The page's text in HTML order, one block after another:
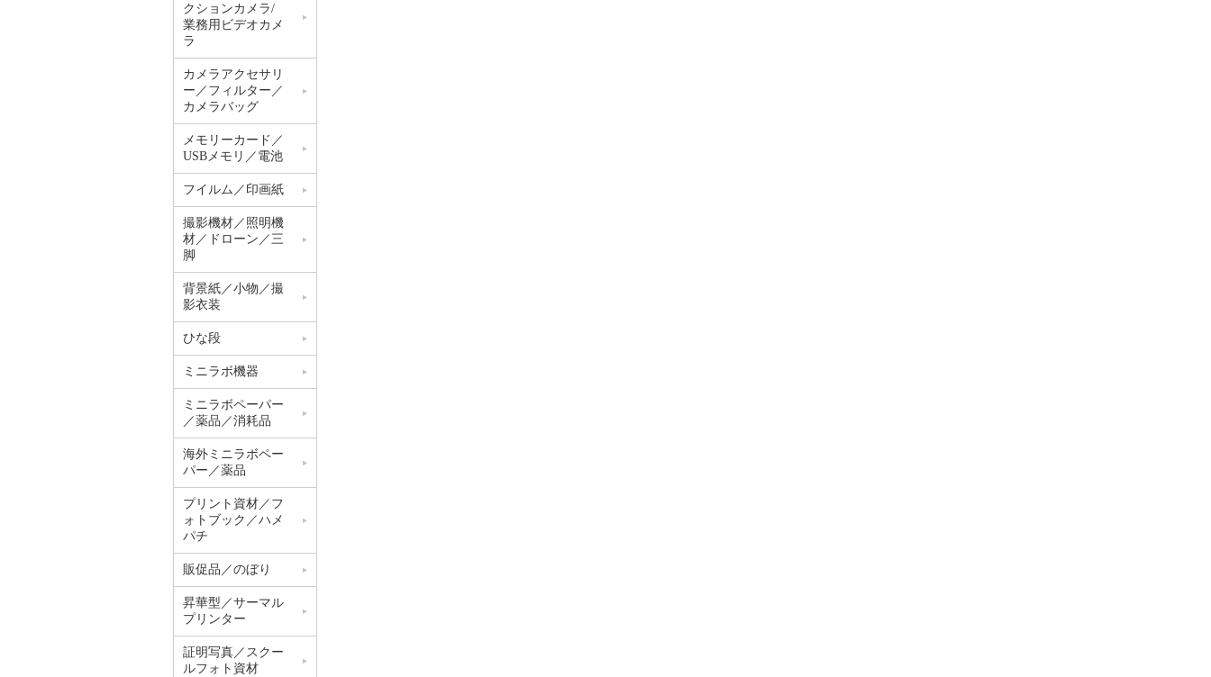
クションカメラ/
業務用ビデオカメ
ラ
カメラアクセサリ
ー／フィルター／
カメラバッグ
メモリーカード／
USBメモリ／電池
フイルム／印画紙
撮影機材／照明機
材／ドローン／三
脚
背景紙／小物／撮
影衣装
ひな段
ミニラボ機器
ミニラボペーパー
／薬品／消耗品
海外ミニラボペー
パー／薬品
プリント資材／フ
ォトブック／ハメ
パチ
販促品／のぼり
昇華型／サーマル
プリンター
証明写真／スクー
ルフォト資材